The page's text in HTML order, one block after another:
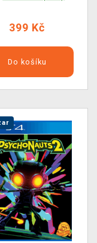
399 Kč
Do košíku